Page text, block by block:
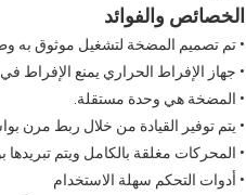
الخصائص والفوائد
• تم تصميم المضخة لتشغيل موثوق به
• جهاز الإفراط الحراري يمنع الإفراط
• المضخة هي وحدة مستقلة.
• يتم توفير القيادة من خلال ربط مرن
• المحركات مغلقة بالكامل ويتم
• أدوات التحكم سهلة الاستخدام